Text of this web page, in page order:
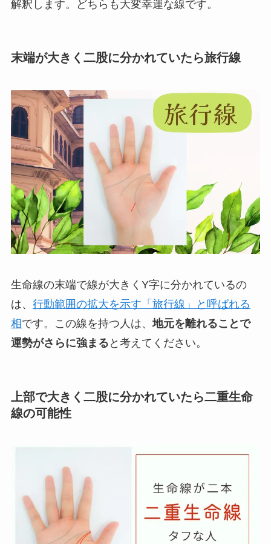
解釈します。どちらも大変幸運な線です。
末端が大きく二股に分かれていたら旅行線
生命線の末端で線が大きくY字に分かれているの
は、 行動範囲の拡大を示す「旅行線」と呼ばれる
相 です。この線を持つ人は、地元を離れることで
運勢がさらに強まる と考えてください。
上部で大きく二股に分かれていたら二重生命
線の可能性